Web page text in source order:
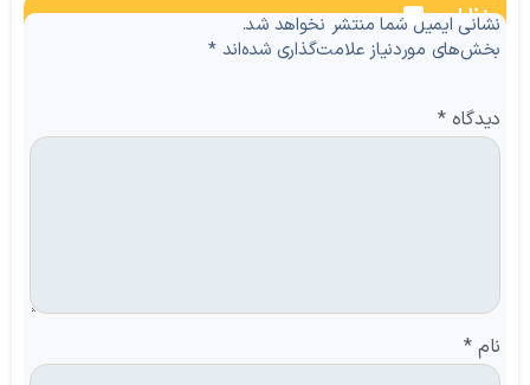
نظرات
نشانی ایمیل شما منتشر نخواهد شد.
بخش‌های موردنیاز علامت‌گذاری شده‌اند*
دیدگاه*
نام *